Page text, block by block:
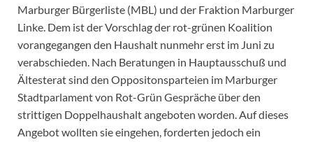
Marburger Bürgerliste (MBL) und der Fraktion Marburger
Linke. Dem ist der Vorschlag der rot-grünen Koalition
vorangegangen den Haushalt nunmehr erst im Juni zu
verabschieden. Nach Beratungen in Hauptausschuß und
Ältesterat sind den Oppositonsparteien im Marburger
Stadtparlament von Rot-Grün Gespräche über den
strittigen Doppelhaushalt angeboten worden. Auf dieses
Angebot wollten sie eingehen, forderten jedoch ein